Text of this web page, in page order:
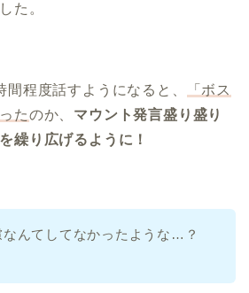
た。
程度話すようになると、
「ボス
たのか、 マウント発言盛り盛り
繰り広げるように！
なんてしてなかったような…？